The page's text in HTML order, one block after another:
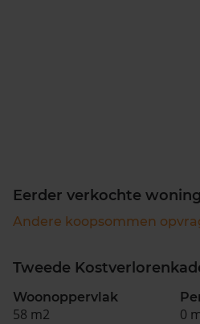
Eerder verkochte
Andere koopsommen
Tweede
Woonoppervlak
58 m2 0